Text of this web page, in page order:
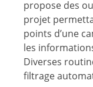
propose des
projet
points d’une
les
Diverses
filtrage